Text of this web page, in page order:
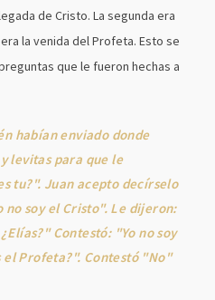
de Cristo. La segunda era
la venida del Profeta. Esto se
que le fueron hechas a
habían enviado donde
levitas para que le
tu?". Juan acepto decírselo
no soy el Cristo". Le dijeron:
Contestó: "Yo no soy
el Profeta?". Contestó "No"